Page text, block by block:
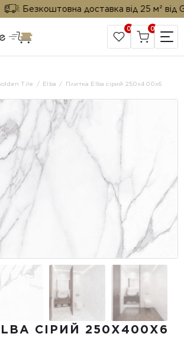
Безкоштовна доставка від 25 м² від
САЙТ КОМПАНІЇ
0 0
Tile Elba Плитка Elba сірий 250х400х6
СІРИЙ 250Х400Х6